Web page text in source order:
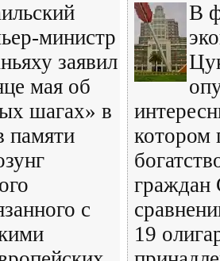
министр
заявил
мая об
шагах» в
памяти
с
В
котором
19